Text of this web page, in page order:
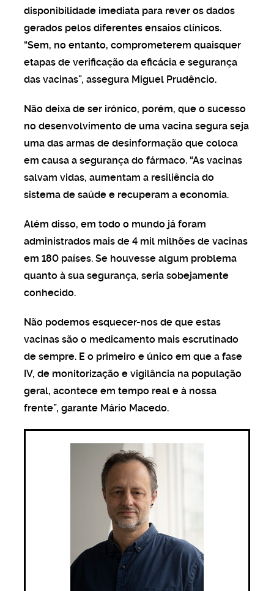
disponibilidade imediata para rever os dados
gerados pelos diferentes ensaios clínicos.
“Sem, no entanto, comprometerem quaisquer
etapas de verificação da eficácia e segurança
das vacinas”, assegura Miguel Prudêncio.
Não deixa de ser irónico, porém, que o sucesso
no desenvolvimento de uma vacina segura seja
uma das armas de desinformação que coloca
em causa a segurança do fármaco. “As vacinas
salvam vidas, aumentam a resiliência do
sistema de saúde e recuperam a economia.
Além disso, em todo o mundo já foram
administrados mais de 4 mil milhões de vacinas
em 180 países. Se houvesse algum problema
quanto à sua segurança, seria sobejamente
conhecido.
Não podemos esquecer-nos de que estas
vacinas são o medicamento mais escrutinado
de sempre. E o primeiro e único em que a fase
IV, de monitorização e vigilância na população
geral, acontece em tempo real e à nossa
frente”, garante Mário Macedo.